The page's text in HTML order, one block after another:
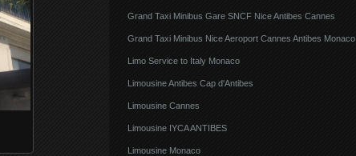
Grand Taxi Minibus Gare SNCF Nice Antibes Cannes
Grand Taxi Minibus Nice Aeroport Cannes Antibes Monaco
Limo Service to Italy Monaco
Limousine Antibes Cap d'Antibes
Limousine Cannes
Limousine IYCA ANTIBES
Limousine Monaco